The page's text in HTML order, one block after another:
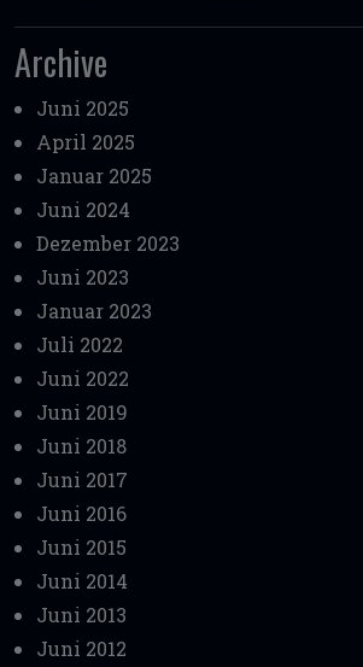
Archive
Juni 2025
April 2025
Januar 2025
Juni 2024
Dezember 2023
Juni 2023
Januar 2023
Juli 2022
Juni 2022
Juni 2019
Juni 2018
Juni 2017
Juni 2016
Juni 2015
Juni 2014
Juni 2013
Juni 2012